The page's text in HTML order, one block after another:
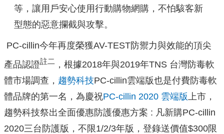
等，讓用戶安心使用行動購物網購，不怕駭客新
型態的惡意攔截與攻擊。
PC-cillin今年再度榮獲AV-TEST防禦力與效能的頂尖
產品認證註二
，根據2018年與2019年TNS 台灣防毒軟
體市場調查， 趨勢科技PC-cillin雲端版也是付費防毒軟
體品牌的第一名，為慶祝PC-cillin 2020 雲端版 上市，
趨勢科技祭出全面優惠防護優惠方案 : 凡新購PC-cillin
2020三台防護版，不限1/2/3年版，登錄送價值$300限